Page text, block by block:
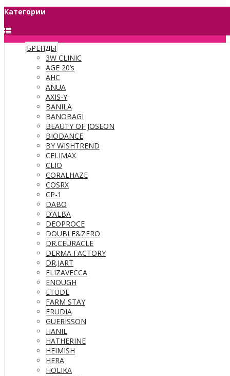
Категории
БРЕНДЫ
3W CLINIC
AGE 20’s
AHC
ANUA
AXIS-Y
BANILA
BANOBAGI
BEAUTY OF JOSEON
BIODANCE
BY WISHTREND
CELIMAX
CLIO
CORALHAZE
COSRX
CP-1
DABO
D’ALBA
DEOPROCE
DOUBLE&ZERO
DR.CEURACLE
DERMA FACTORY
DR.JART
ELIZAVECCA
ENOUGH
ETUDE
FARM STAY
FRUDIA
GUERISSON
HANIL
HATHERINE
HEIMISH
HERA
HOLIKA